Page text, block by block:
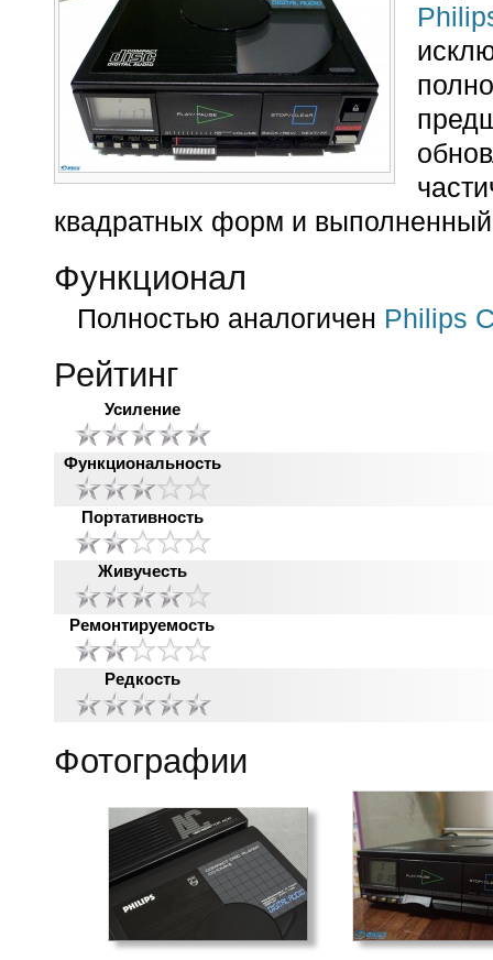
квадратных форм и
Функционал
Полностью аналогичен Philips
Рейтинг
Усиление
Функциональность
Портативность
Живучесть
Ремонтируемость
Редкость
Фотографии